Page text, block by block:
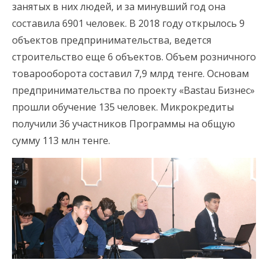
занятых в них людей, и за минувший год она
составила 6901 человек. В 2018 году открылось 9
объектов предпринимательства, ведется
строительство еще 6 объектов. Объем розничного
товарооборота составил 7,9 млрд тенге. Основам
предпринимательства по проекту «Bastau Бизнес»
прошли обучение 135 человек. Микрокредиты
получили 36 участников Программы на общую
сумму 113 млн тенге.